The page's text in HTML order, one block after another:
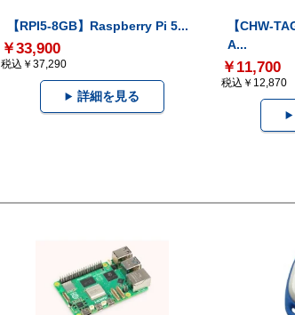
【RPI5-8GB】Raspberry Pi 5...
￥33,900
税込￥37,290
詳細を見る
【CHW-
A...
￥11,700
税込￥12,870